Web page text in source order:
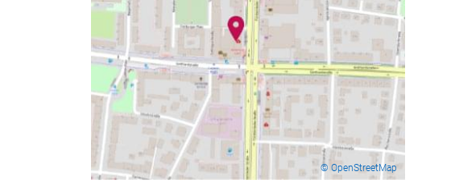
© OpenStreetMap